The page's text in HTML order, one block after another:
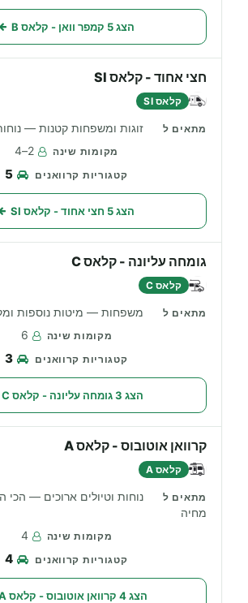
הצג 5 קמפר וואן - קלאס B
חצי אחוד - קלאס SI
קלאס SI
זוגות ומשפחות קטנות —
2–4
5
הצג 5 חצי אחוד - קלאס SI
גומחה עליונה - קלאס C
קלאס C
משפחות — מיטות נוספות
6
3
הצג 3 גומחה עליונה - קלאס C
קרוואן אוטובוס - קלאס A
קלאס A
נוחות וטיולים ארוכים —
מחיה
4
4
הצג 4 קרוואן אוטובוס - קלאס A